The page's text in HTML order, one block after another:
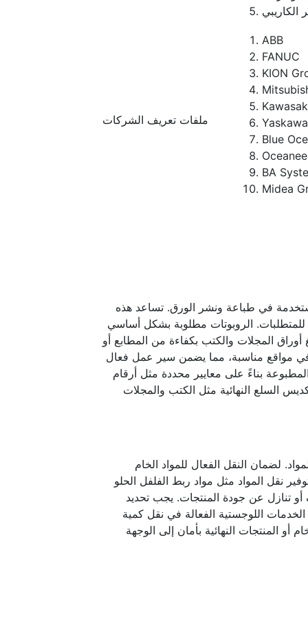
الكاريبي
ملفات تعريف الشركات
ABB
FANUC
KION
Yaskawa
Blue
BA
Midea
في طباعة ونشر الورق. تساعد هذه
للمتطلبات. الروبوتات مطلوبة بشكل أساسي
المجلات والكتب بكفاءة من المطابع أو
في مواقع مناسبة، مما يضمن سير عمل فعال
بناءً على معايير محددة مثل أرقام
السلع النهائية مثل الكتب والمجلات
لضمان النقل الفعال للمواد الخام
نقل المواد مثل مواد ربط الفلفل الحلو
تنازل عن جودة المنتجات. يجب تحديد
اللوجستية الفعالة في نقل كمية
أو المنتجات النهائية بأمان إلى الوجهة